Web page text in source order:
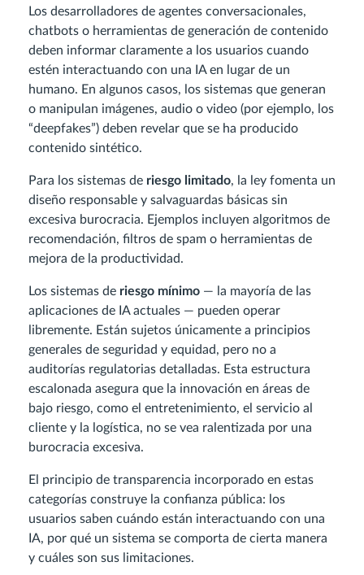
Los desarrolladores de agentes conversacionales,
chatbots o herramientas de generación de contenido
deben informar claramente a los usuarios cuando
estén interactuando con una IA en lugar de un
humano. En algunos casos, los sistemas que generan
o manipulan imágenes, audio o video (por ejemplo, los
“deepfakes”) deben revelar que se ha producido
contenido sintético.
Para los sistemas de riesgo limitado, la ley fomenta un
diseño responsable y salvaguardas básicas sin
excesiva burocracia. Ejemplos incluyen algoritmos de
recomendación, filtros de spam o herramientas de
mejora de la productividad.
Los sistemas de riesgo mínimo — la mayoría de las
aplicaciones de IA actuales — pueden operar
libremente. Están sujetos únicamente a principios
generales de seguridad y equidad, pero no a
auditorías regulatorias detalladas. Esta estructura
escalonada asegura que la innovación en áreas de
bajo riesgo, como el entretenimiento, el servicio al
cliente y la logística, no se vea ralentizada por una
burocracia excesiva.
El principio de transparencia incorporado en estas
categorías construye la confianza pública: los
usuarios saben cuándo están interactuando con una
IA, por qué un sistema se comporta de cierta manera
y cuáles son sus limitaciones.